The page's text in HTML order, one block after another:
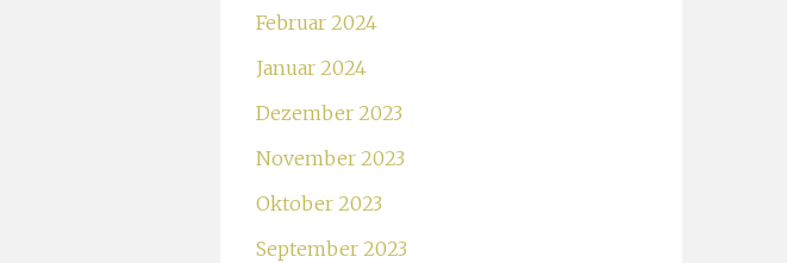
Februar 2024
Januar 2024
Dezember 2023
November 2023
Oktober 2023
September 2023